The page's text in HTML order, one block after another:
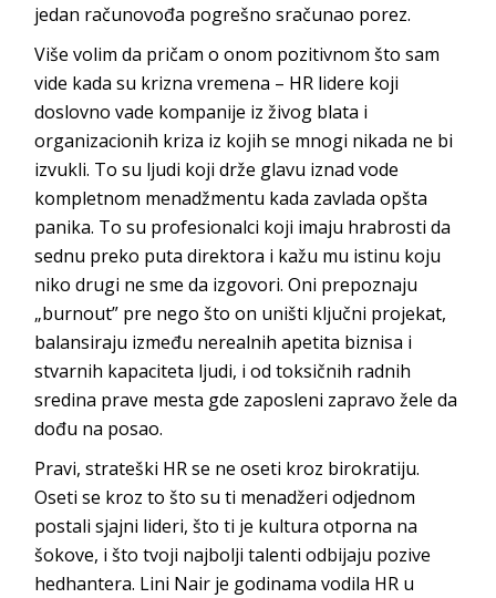
jedan računovođa pogrešno sračunao porez.
Više volim da pričam o onom pozitivnom što sam
vide kada su krizna vremena – HR lidere koji
doslovno vade kompanije iz živog blata i
organizacionih kriza iz kojih se mnogi nikada ne bi
izvukli. To su ljudi koji drže glavu iznad vode
kompletnom menadžmentu kada zavlada opšta
panika. To su profesionalci koji imaju hrabrosti da
sednu preko puta direktora i kažu mu istinu koju
niko drugi ne sme da izgovori. Oni prepoznaju
„burnout” pre nego što on uništi ključni projekat,
balansiraju između nerealnih apetita biznisa i
stvarnih kapaciteta ljudi, i od toksičnih radnih
sredina prave mesta gde zaposleni zapravo žele da
dođu na posao.
Pravi, strateški HR se ne oseti kroz birokratiju.
Oseti se kroz to što su ti menadžeri odjednom
postali sjajni lideri, što ti je kultura otporna na
šokove, i što tvoji najbolji talenti odbijaju pozive
hedhantera. Lini Nair je godinama vodila HR u